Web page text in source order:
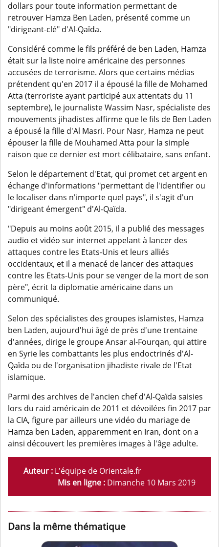
dollars pour toute information permettant de
retrouver Hamza Ben Laden, présenté comme un
"dirigeant-clé" d'Al-Qaïda.
Considéré comme le fils préféré de ben Laden, Hamza
était sur la liste noire américaine des personnes
accusées de terrorisme. Alors que certains médias
prétendent qu'en 2017 il a épousé la fille de Mohamed
Atta (terroriste ayant participé aux attentats du 11
septembre), le journaliste Wassim Nasr, spécialiste des
mouvements jihadistes affirme que le fils de Ben Laden
a épousé la fille d'Al Masri. Pour Nasr, Hamza ne peut
épouser la fille de Mouhamed Atta pour la simple
raison que ce dernier est mort célibataire, sans enfant.
Selon le département d'Etat, qui promet cet argent en
échange d'informations "permettant de l'identifier ou
le localiser dans n'importe quel pays", il s'agit d'un
"dirigeant émergent" d'Al-Qaïda.
"Depuis au moins août 2015, il a publié des messages
audio et vidéo sur internet appelant à lancer des
attaques contre les Etats-Unis et leurs alliés
occidentaux, et il a menacé de lancer des attaques
contre les Etats-Unis pour se venger de la mort de son
père", écrit la diplomatie américaine dans un
communiqué.
Selon des spécialistes des groupes islamistes, Hamza
ben Laden, aujourd'hui âgé de près d'une trentaine
d'années, dirige le groupe Ansar al-Fourqan, qui attire
en Syrie les combattants les plus endoctrinés d'Al-
Qaïda ou de l'organisation jihadiste rivale de l'Etat
islamique.
Parmi des archives de l'ancien chef d'Al-Qaïda saisies
lors du raid américain de 2011 et dévoilées fin 2017 par
la CIA, figure par ailleurs une vidéo du mariage de
Hamza ben Laden, apparemment en Iran, dont on a
ainsi découvert les premières images à l'âge adulte.
Auteur : L'équipe de Orientale.fr
Mis en ligne : Dimanche 10 Mars 2019
Dans la même thématique